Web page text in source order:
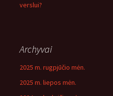
verslui?
Archyvai
2025 m. rugpjūčio mėn.
2025 m. liepos mėn.